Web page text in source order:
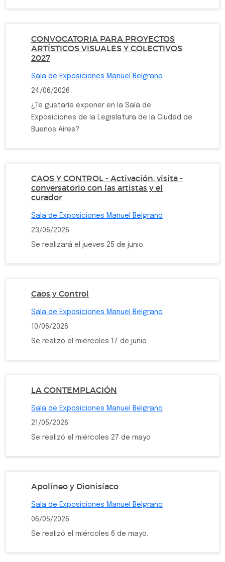
CONVOCATORIA PARA PROYECTOS
ARTÍSTICOS VISUALES Y COLECTIVOS
2027
Sala de Exposiciones Manuel Belgrano
24/06/2026
¿Te gustaría exponer en la Sala de
Exposiciones de la Legislatura de la Ciudad de
Buenos Aires?
CAOS Y CONTROL - Activación, visita -
conversatorio con las artistas y el
curador
Sala de Exposiciones Manuel Belgrano
23/06/2026
Se realizará el jueves 25 de junio.
Caos y Control
Sala de Exposiciones Manuel Belgrano
10/06/2026
Se realizó el miércoles 17 de junio.
LA CONTEMPLACIÓN
Sala de Exposiciones Manuel Belgrano
21/05/2026
Se realizó el miércoles 27 de mayo
Apolíneo y Dionisíaco
Sala de Exposiciones Manuel Belgrano
06/05/2026
Se realizó el miércoles 6 de mayo.